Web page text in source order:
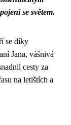
se světem.
se díky
Jana, vášnivá
cesty za
na letištích a